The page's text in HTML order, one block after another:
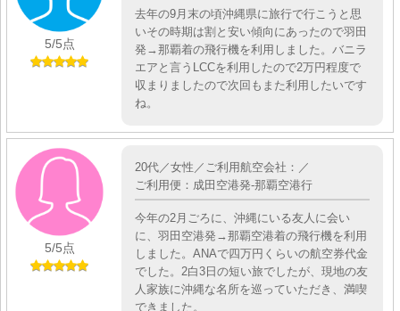
5/5点
去年の9月末の頃沖縄県に旅行で行こうと思
いその時期は割と安い傾向にあったので羽田
発→那覇着の飛行機を利用しました。バニラ
エアと言うLCCを利用したので2万円程度で
収まりましたので次回もまた利用したいです
ね。
5/5点
20代／女性／ご利用航空会社：／
ご利用便：成田空港発-那覇空港行
今年の2月ごろに、沖縄にいる友人に会い
に、羽田空港発→那覇空港着の飛行機を利用
しました。ANAで四万円くらいの航空券代金
でした。2白3日の短い旅でしたが、現地の友
人家族に沖縄な名所を巡っていただき、満喫
できました。